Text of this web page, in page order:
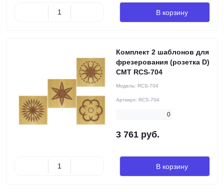
В корзину
Комплект 2 шаблонов для
фрезерования (розетка D)
CMT RCS-704
Модель: RCS-704
Артикул: RCS-704
0
3 761 руб.
В корзину